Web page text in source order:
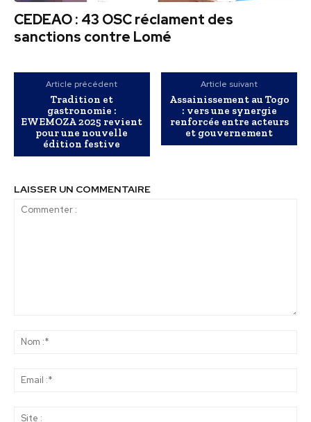
CEDEAO : 43 OSC réclament des
sanctions contre Lomé
Article précédent
Tradition et
gastronomie :
EWEMOZA 2025 revient
pour une nouvelle
édition festive
Article suivant
Assainissement au Togo
: vers une synergie
renforcée entre acteurs
et gouvernement
LAISSER UN COMMENTAIRE